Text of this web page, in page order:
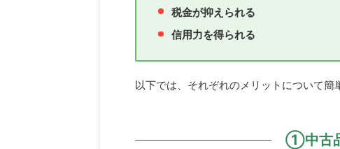
税金が抑えられる
信用力を得られる
以下では、それぞれのメリットについて簡
①中古